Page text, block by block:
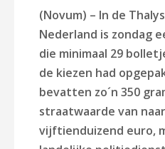
(Novum) – In de
Nederland is zondag
die minimaal 29
de kiezen had
bevatten zo´n 350
straatwaarde van
vijftienduizend euro,